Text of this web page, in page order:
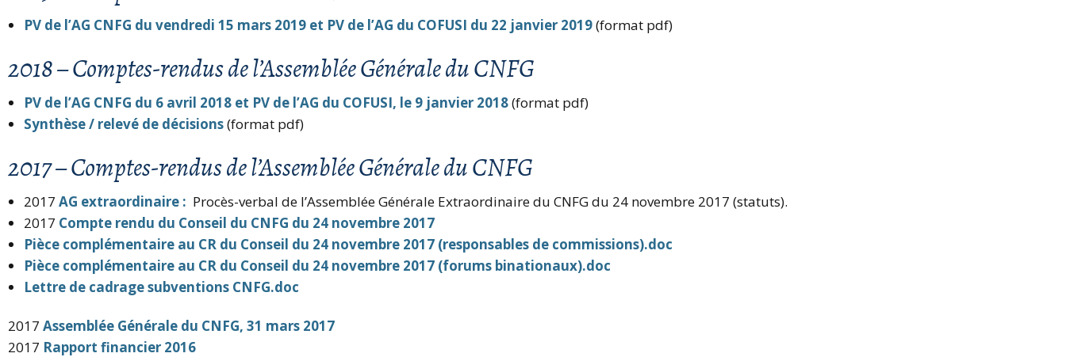
PV de l’AG CNFG du vendredi 15 mars 2019 et PV de l’AG du COFUSI du 22 janvier 2019(format pdf)
2018 – Comptes-rendus de l’Assemblée Générale du CNFG
PV de l’AG CNFG du 6 avril 2018 et PV de l’AG du COFUSI, le 9 janvier 2018(format pdf)
Synthèse / relevé de décisions(format pdf)
2017 – Comptes-rendus de l’Assemblée Générale du CNFG
2017 AG extraordinaire : Procès-verbal de l’Assemblée Générale Extraordinaire du CNFG du 24 novembre 2017 (statuts).
2017 Compte rendu du Conseil du CNFG du 24 novembre 2017
Pièce complémentaire au CR du Conseil du 24 novembre 2017 (responsables de commissions).doc
Pièce complémentaire au CR du Conseil du 24 novembre 2017 (forums binationaux).doc
Lettre de cadrage subventions CNFG.doc
2017 Assemblée Générale du CNFG, 31 mars 2017
2017 Rapport financier 2016